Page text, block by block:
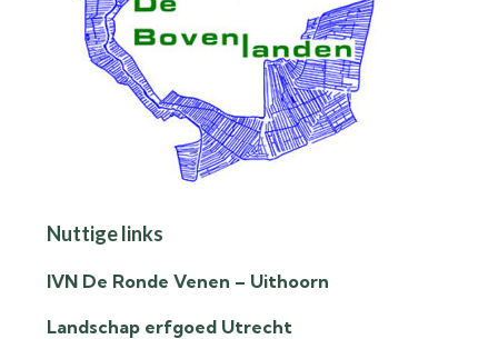
Nuttige links
IVN De Ronde Venen – Uithoorn
Landschap erfgoed Utrecht